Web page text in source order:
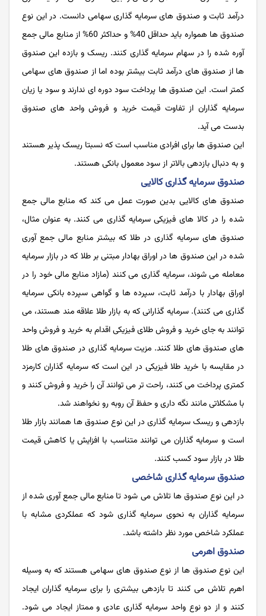
درآمد ثابت و صندوق های سرمایه گذاری سهامی دانست. در این نوع
صندوق ها همواره باید حداقل 40% و حداکثر 60% از منابع مالی جمع
آوره شده را در سهام سرمایه گذاری کنند. ریسک و بازده این صندوق
ها از صندوق های درآمد ثابت بیشتر بوده اما از صندوق های سهامی
کمتر است. این صندوق ‌ها پرداخت سود دوره‌ ای ندارند و سود یا زیان
سرمایه‌ گذاران از تفاوت قیمت خرید و فروش واحد های صندوق
بدست می آید.
این صندوق ها برای افرادی مناسب است که نسبتا ریسک پذیر هستند
و به دنبال بازدهی بالاتر از سود معمول بانکی هستند.
صندوق سرمایه گذاری کالایی
صندوق های کالایی بدین صورت عمل می کند که منابع مالی جمع
شده را در کالا های فیزیکی سرمایه گذاری می کنند. به عنوان مثال،
صندوق های سرمایه گذاری در طلا که بیشتر منابع مالی جمع آوری
شده در این صندوق ها در اوراق بهادار مبتنی بر طلا که در بازار سرمایه
معامله می‌ شوند، سرمایه گذاری می کنند (مازاد منابع مالی خود را در
اوراق بهادار با درآمد ثابت، سپرده‌ ها و گواهی سپرده بانکی سرمایه‌
گذاری می کنند). سرمایه گذارانی که به بازار طلا علاقه مند هستند، می
توانند به جای خرید و فروش طلای فیزیکی اقدام به خرید و فروش واحد
های صندوق های طلا کنند. مزیت سرمایه گذاری در صندوق های طلا
در مقایسه با خرید طلا فیزیکی در این است که سرمایه گذاران کارمزد
کمتری پرداخت می کنند، راحت تر می توانند آن را خرید و فروش کنند و
با مشکلاتی مانند نگه داری و حفظ آن روبه رو نخواهند شد.
بازدهی و ریسک سرمایه گذاری در این نوع صندوق ها همانند بازار طلا
است و سرمایه گذاران می توانند متناسب با افزایش یا کاهش قیمت
طلا در بازار سود کسب کنند.
صندوق سرمایه گذاری شاخصی
در این نوع صندوق ها تلاش می شود تا منابع مالی جمع ‌آوری ‌شده از
سرمایه گذاران به نحوی سرمایه ‌گذاری شود که عملکردی مشابه با
عملکرد شاخص مورد نظر داشته باشد.
صندوق اهرمی
این نوع صندوق ها از نوع صندوق‌ های سهامی هستند که به وسیله
اهرم تلاش می کنند تا بازدهی بیشتری را برای سرمایه گذاران ایجاد
کنند و از دو نوع واحد سرمایه گذاری عادی و ممتاز ایجاد می شود.